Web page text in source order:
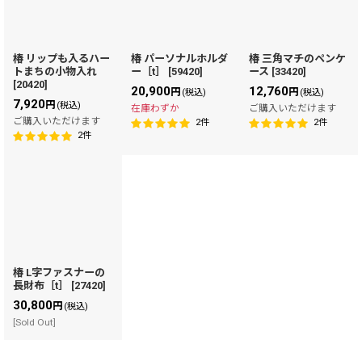
椿 リップも入るハー
トまちの小物入れ
[20420]
7,920円 (税込)
ご購入いただけます
2件
椿 パーソナルホルダ
ー［t］
[59420]
20,900円 (税込)
在庫わずか
2件
椿 三角マチのペンケ
ース [33420]
12,760円 (税込)
ご購入いただけます
2件
椿 L字ファスナーの
長財布［t］
[27420]
30,800円 (税込)
[Sold Out]